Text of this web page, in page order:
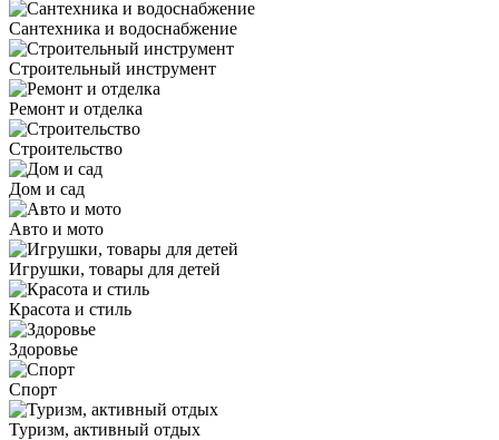
Сантехника и водоснабжение
Строительный инструмент
Ремонт и отделка
Строительство
Дом и сад
Авто и мото
Игрушки, товары для детей
Красота и стиль
Здоровье
Спорт
Туризм, активный отдых